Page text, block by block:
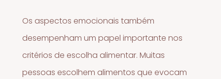
Os aspectos emocionais também
desempenham um papel importante nos
critérios de escolha alimentar. Muitas
pessoas escolhem alimentos que evocam